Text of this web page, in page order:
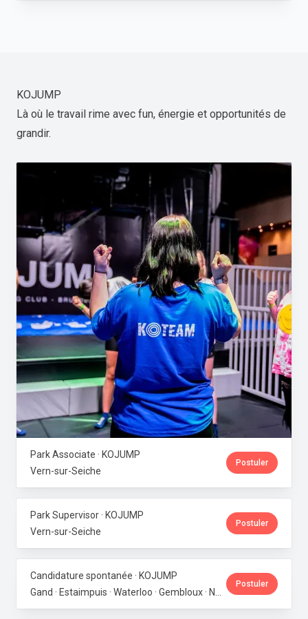
KOJUMP
Là où le travail rime avec fun, énergie et opportunités de
grandir.
Park Associate · KOJUMP
Vern-sur-Seiche
Postuler
Park Supervisor · KOJUMP
Vern-sur-Seiche
Postuler
Candidature spontanée · KOJUMP
Postuler